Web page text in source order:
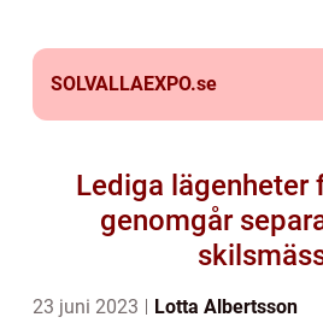
SOLVALLAEXPO.se
Lediga lägenheter
genomgår
23 juni 2023 Lotta Albertsson